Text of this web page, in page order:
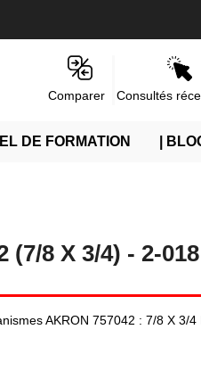
Consultés
Comparer
DE FORMATION |
(7/8 X 3/4) - 2-018
AKRON 757042 : 7/8 X 3/4